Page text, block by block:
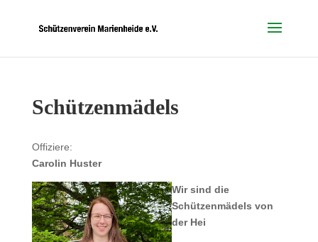
Schützenmädels
Offiziere:
Carolin Huster
Wir sind die
Schützenmädels von
der Hei